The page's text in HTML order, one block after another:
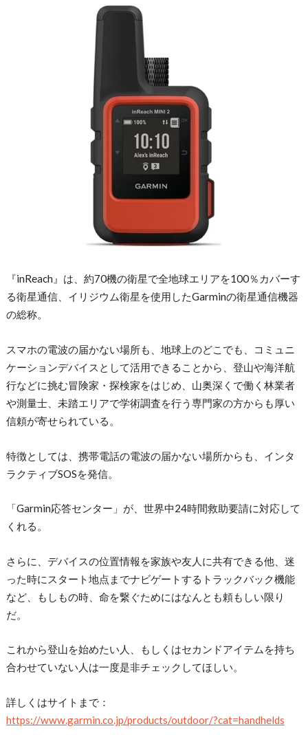
『inReach』は、約70機の衛星で全地球エリアを100％カバーす
る衛星通信、イリジウム衛星を使用したGarminの衛星通信機器
の総称。
スマホの電波の届かない場所も、地球上のどこでも、コミュニ
ケーションデバイスとして活用できることから、登山や海洋航
行などに挑む冒険家・探検家をはじめ、山奥深くで働く林業者
や測量士、未踏エリアで学術調査を行う専門家の方からも厚い
信頼が寄せられている。
特徴としては、携帯電話の電波の届かない場所からも、インタ
ラクティブSOSを発信。
「Garmin応答センター」が、世界中24時間救助要請に対応して
くれる。
さらに、デバイスの位置情報を家族や友人に共有できる他、迷
った時にスタート地点までナビゲートするトラックバック機能
など、もしもの時、命を繋ぐためにはなんとも頼もしい限り
だ。
これから登山を始めたい人、もしくはセカンドアイテムを持ち
合わせていない人は一度是非チェックしてほしい。
詳しくはサイトまで：
https://www.garmin.co.jp/products/outdoor/?cat=handhelds